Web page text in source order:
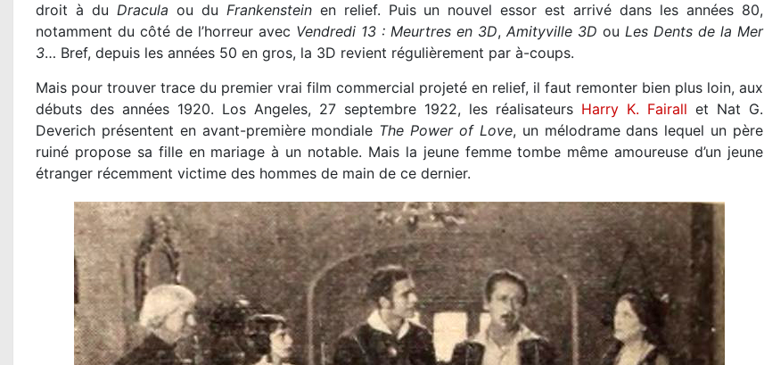
droit à du Dracula ou du Frankensteinen relief. Puis un nouvel essor est arrivé dans les années 80,
notamment du côté de l’horreur avec Vendredi 13 : Meurtres en 3D, Amityville 3D ou Les Dents de la Mer
3… Bref, depuis les années 50 en gros, la 3D revient régulièrement par à-coups.
Mais pour trouver trace du premier vrai film commercial projeté en relief, il faut remonter bien plus loin, aux
débuts des années 1920. Los Angeles, 27 septembre 1922, les réalisateurs Harry K. Fairall et Nat G.
Deverich présentent en avant-première mondiale The Power of Love, un mélodrame dans lequel un père
ruiné propose sa fille en mariage à un notable. Mais la jeune femme tombe même amoureuse d’un jeune
étranger récemment victime des hommes de main de ce dernier.